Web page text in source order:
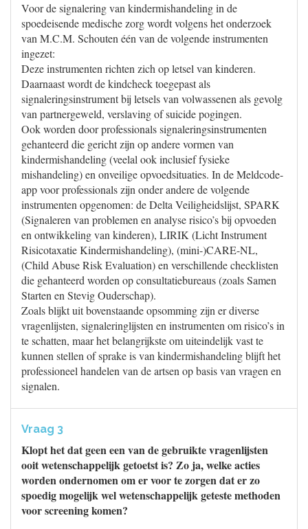
Voor de signalering van kindermishandeling in de
spoedeisende medische zorg wordt volgens het onderzoek
van M.C.M. Schouten één van de volgende instrumenten
ingezet:
Deze instrumenten richten zich op letsel van kinderen.
Daarnaast wordt de kindcheck toegepast als
signaleringsinstrument bij letsels van volwassenen als gevolg
van partnergeweld, verslaving of suicide pogingen.
Ook worden door professionals signaleringsinstrumenten
gehanteerd die gericht zijn op andere vormen van
kindermishandeling (veelal ook inclusief fysieke
mishandeling) en onveilige opvoedsituaties. In de Meldcode-
app voor professionals zijn onder andere de volgende
instrumenten opgenomen: de Delta Veiligheidslijst, SPARK
(Signaleren van problemen en analyse risico’s bij opvoeden
en ontwikkeling van kinderen), LIRIK (Licht Instrument
Risicotaxatie Kindermishandeling), (mini-)CARE-NL,
(Child Abuse Risk Evaluation) en verschillende checklisten
die gehanteerd worden op consultatiebureaus (zoals Samen
Starten en Stevig Ouderschap).
Zoals blijkt uit bovenstaande opsomming zijn er diverse
vragenlijsten, signaleringlijsten en instrumenten om risico’s in
te schatten, maar het belangrijkste om uiteindelijk vast te
kunnen stellen of sprake is van kindermishandeling blijft het
professioneel handelen van de artsen op basis van vragen en
signalen.
Vraag 3
Klopt het dat geen een van de gebruikte vragenlijsten
ooit wetenschappelijk getoetst is? Zo ja, welke acties
worden ondernomen om er voor te zorgen dat er zo
spoedig mogelijk wel wetenschappelijk geteste methoden
voor screening komen?